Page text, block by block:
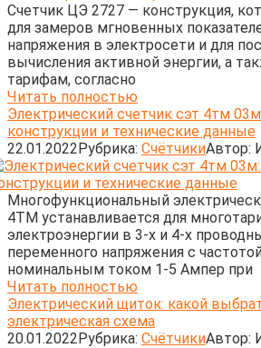
Счетчик ЦЭ 2727 — конструкция,
для замеров мгновенных
напряжения в электросети и для
вычисления активной энергии, а
тарифам, согласно
Читать полностью
Электрический счетчик сэт 4тм
конструкции и технические данные
22.01.2022Рубрика: СчётчикиАвтор:
Многофункциональный
4ТМ устанавливается для
электроэнергии в 3-х и 4-х
переменного напряжения с
номинальным током 1-5 Ампер при
Читать полностью
Электрический щиток: какой
электрическая схема
20.01.2022Рубрика: СчётчикиАвтор: